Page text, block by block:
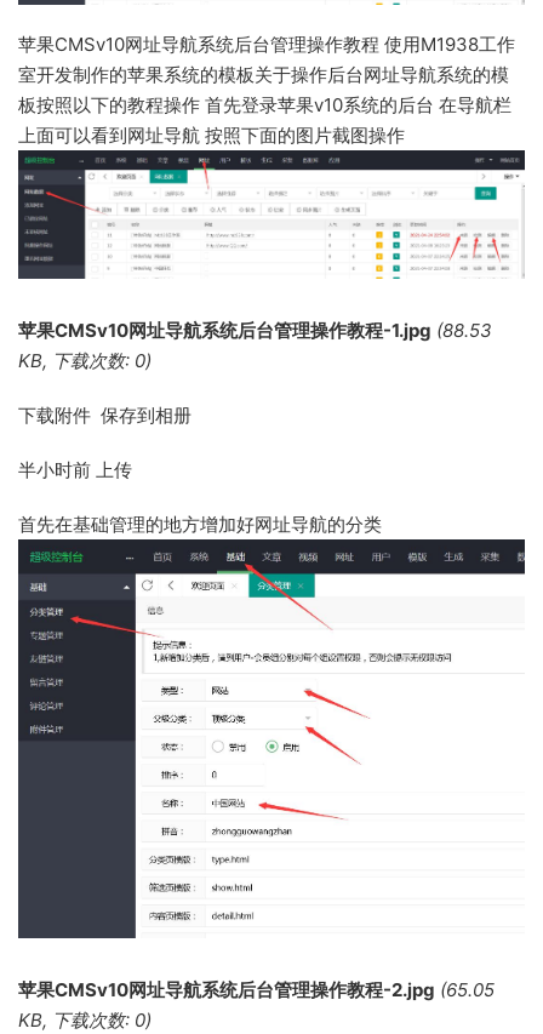
苹果CMSv10网址导航系统后台管理操作教程 使用M1938工作
室开发制作的苹果系统的模板关于操作后台网址导航系统的模
板按照以下的教程操作 首先登录苹果v10系统的后台 在导航栏
上面可以看到网址导航 按照下面的图片截图操作
苹果CMSv10网址导航系统后台管理操作教程-1.jpg (88.53
KB, 下载次数: 0)
下载附件 保存到相册
半小时前 上传
首先在基础管理的地方增加好网址导航的分类
苹果CMSv10网址导航系统后台管理操作教程-2.jpg (65.05
KB, 下载次数: 0)